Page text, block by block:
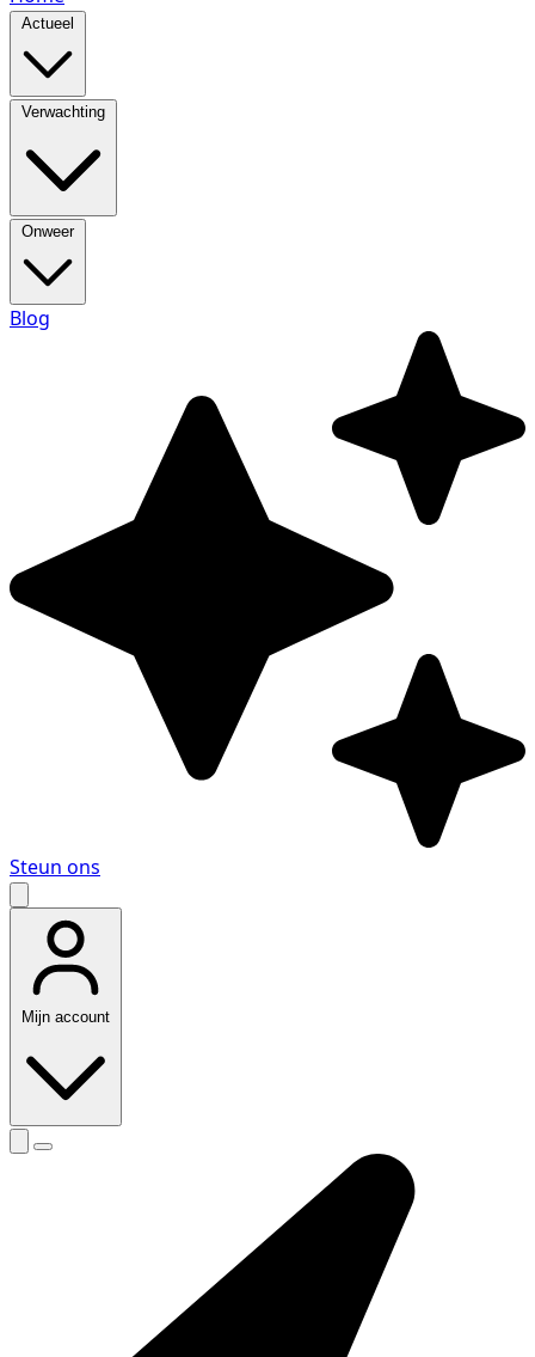
Actueel
Verwachting
Onweer
Blog
Steun ons
Mijn account